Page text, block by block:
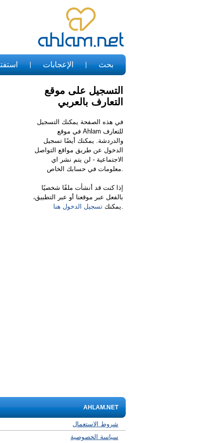
بحث الإعجابات
التسجيل على موقع
التعارف بالعربي
في هذه الصفحة يمكنك التسجيل
في موقع Ahlam للتعارف
والدردشة. يمكنك أيضًا تسجيل
الدخول عن طريق مواقع التواصل
الاجتماعية - لن يتم نشر اي
معلومات في حسابك الخاص.
إذا كنت قد أنشأت ملفًا شخصيًا
بالفعل عبر موقعنا أو عبر التطبيق،
يمكنك تسجيل الدخول هنا .
AHLAM.NET
شروط الاستعمال
سياسة الخصوصية